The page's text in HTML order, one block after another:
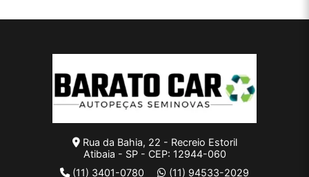
Rua da Bahia, 22 - Recreio Estoril
Atibaia - SP - CEP: 12944-060
(11) 3401-0780
(11) 94533-2029